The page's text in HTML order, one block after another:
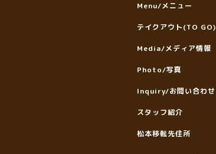
Menu/メニュー
テイクアウト(TO GO)
Media/メディア情報
Photo/写真
Inquiry/お問い合わせ
スタッフ紹介
松本移転先住所